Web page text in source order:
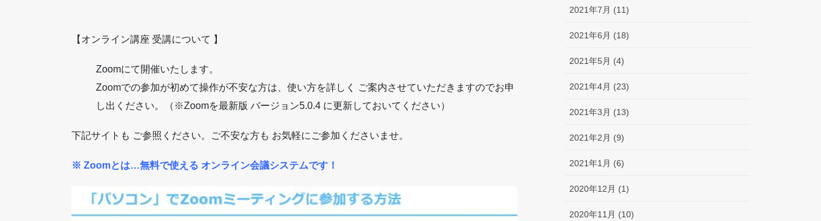
【オンライン講座 受講について 】
Zoomにて開催いたします。
Zoomでの参加が初めて操作が不安な方は、使い方を詳しく ご案内させていただきますのでお申
し出ください。（※Zoomを最新版 バージョン5.0.4 に更新しておいてください）
下記サイトも ご参照ください。ご不安な方も お気軽にご参加くださいませ。
※ Zoomとは…無料で使える オンライン会議システムです！
2021年7月 (11)
2021年6月 (18)
2021年5月 (4)
2021年4月 (23)
2021年3月 (13)
2021年2月 (9)
2021年1月 (6)
2020年12月 (1)
2020年11月 (10)